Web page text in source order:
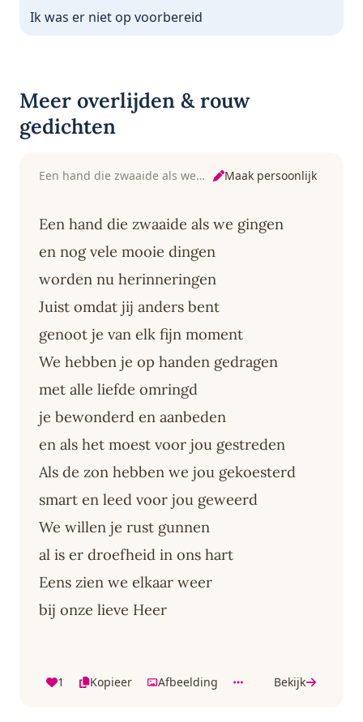
Volgende gedicht:
Ik was er niet op voorbereid
Meer overlijden & rouw
gedichten
Een hand die zwaaide als we gingen Maak persoonlijk
Een hand die zwaaide als we gingen
en nog vele mooie dingen
worden nu herinneringen
Juist omdat jij anders bent
genoot je van elk fijn moment
We hebben je op handen gedragen
met alle liefde omringd
je bewonderd en aanbeden
en als het moest voor jou gestreden
Als de zon hebben we jou gekoesterd
smart en leed voor jou geweerd
We willen je rust gunnen
al is er droefheid in ons hart
Eens zien we elkaar weer
bij onze lieve Heer
1 Kopieer Afbeelding Bekijk